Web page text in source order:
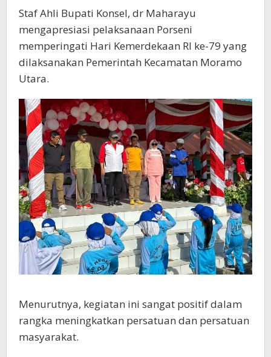
Staf Ahli Bupati Konsel, dr Maharayu
mengapresiasi pelaksanaan Porseni
memperingati Hari Kemerdekaan RI ke-79 yang
dilaksanakan Pemerintah Kecamatan Moramo
Utara.
Menurutnya, kegiatan ini sangat positif dalam
rangka meningkatkan persatuan dan persatuan
masyarakat.